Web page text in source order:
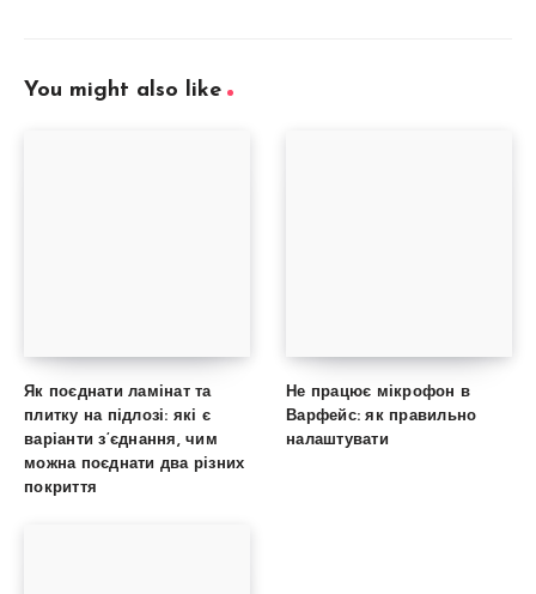
You might also like
Як поєднати ламінат та
плитку на підлозі: які є
варіанти з’єднання, чим
можна поєднати два різних
покриття
Не працює мікрофон в
Варфейс: як правильно
налаштувати